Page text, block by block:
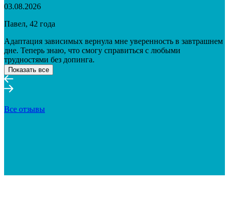
03.08.2026
Павел, 42 года
Адаптация зависимых вернула мне уверенность в завтрашнем
дне. Теперь знаю, что смогу справиться с любыми
трудностями без допинга.
Показать все
Все отзывы